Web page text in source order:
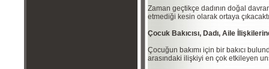
Zaman geçtikçe dadının doğal
etmediği kesin olarak ortaya
Çocuk Bakıcısı, Dadı, Aile
Çocuğun bakımı için bir bakıcı
arasındaki ilişkiyi en çok etkileyen